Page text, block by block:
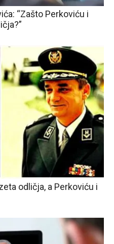
“Zašto Perkoviću i
odličja, a Perkoviću i